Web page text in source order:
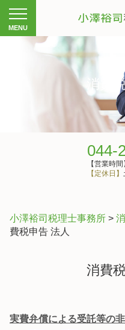
消費
044-
【営業時
【定休日】
小澤裕司税理士事務所 >
費税申告 法人
消費
実費弁償による受託等の